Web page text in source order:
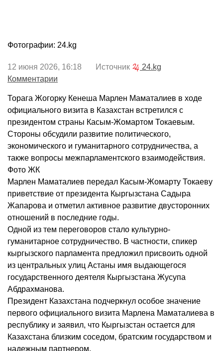
Фотографии: 24.kg
12 июня 2026, 16:18 Источник
24.kg
Комментарии
Торага Жогорку Кенеша Марлен Маматалиев в ходе
официального визита в Казахстан встретился с
президентом страны Касым-Жомартом Токаевым.
Стороны обсудили развитие политического,
экономического и гуманитарного сотрудничества, а
также вопросы межпарламентского взаимодействия.
Фото ЖК
Марлен Маматалиев передал Касым-Жомарту Токаеву
приветствие от президента Кыргызстана Садыра
Жапарова и отметил активное развитие двусторонних
отношений в последние годы.
Одной из тем переговоров стало культурно-
гуманитарное сотрудничество. В частности, спикер
кыргызского парламента предложил присвоить одной
из центральных улиц Астаны имя выдающегося
государственного деятеля Кыргызстана Жусупа
Абдрахманова.
Президент Казахстана подчеркнул особое значение
первого официального визита Марлена Маматалиева в
республику и заявил, что Кыргызстан остается для
Казахстана близким соседом, братским государством и
надежным партнером.